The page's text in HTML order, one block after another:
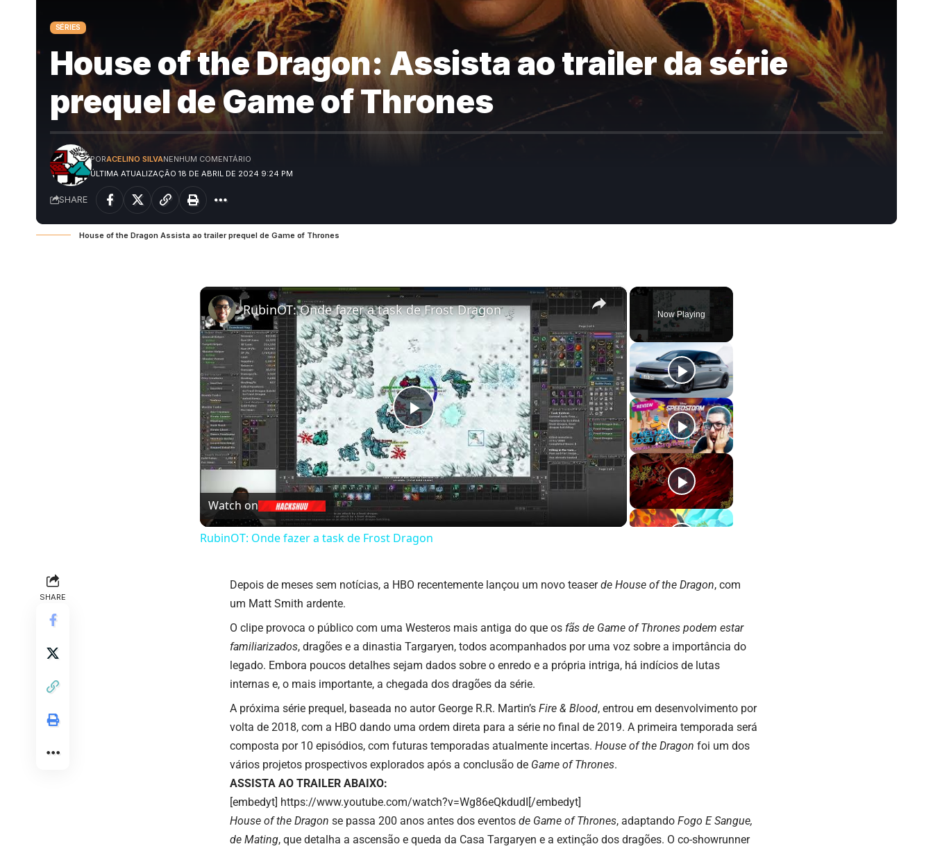
SÉRIES
House of the Dragon: Assista ao trailer da série
prequel de Game of Thrones
ÚLTIMA ATUALIZAÇÃO 18 DE ABRIL DE 2024 9:24 PM
PORACELINO SILVANENHUM COMENTÁRIO
SHARE
House of the Dragon Assista ao trailer prequel de Game of Thrones
Now Playing
×
Play
Video
RubinOT: Onde fazer a task de Frost Dragon
Watch on
RubinOT: Onde fazer a task de Frost Dragon
SHARE
Depois de meses sem notícias, a HBO recentemente lançou um novo teaserde House of the Dragon, com
um Matt Smith ardente.
O clipe provoca o público com uma Westeros mais antiga do que os fãs de Game of Thrones podem estar
familiarizados, dragões e a dinastia Targaryen, todos acompanhados por uma voz sobre a importância do
legado. Embora poucos detalhes sejam dados sobre o enredo e a própria intriga, há indícios de lutas
internas e, o mais importante, a chegada dos dragões da série.
A próxima série prequel, baseada no autor George R.R. Martin’s Fire & Blood, entrou em desenvolvimento por
volta de 2018, com a HBO dando uma ordem direta para a série no final de 2019. A primeira temporada será
composta por 10 episódios, com futuras temporadas atualmente incertas. House of the Dragon foi um dos
vários projetos prospectivos explorados após a conclusão de Game of Thrones.
ASSISTA AO TRAILER ABAIXO:
[embedyt] https://www.youtube.com/watch?v=Wg86eQkdudI[/embedyt]
House of the Dragon se passa 200 anos antes dos eventos de Game of Thrones, adaptando Fogo E Sangue,
de Mating, que detalha a ascensão e queda da Casa Targaryen e a extinção dos dragões. O co-showrunner